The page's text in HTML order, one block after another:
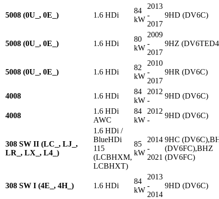
5008 (0U_, 0E_) 1.6 HDi
84
kW
2013
-
2017
9HD (DV6C)
5008 (0U_, 0E_) 1.6 HDi
80
kW
2009
-
2017
9HZ
5008 (0U_, 0E_) 1.6 HDi
82
kW
2010
-
2017
9HR (DV6C)
4008 1.6 HDi
84
kW
2012
-
9HD (DV6C)
4008
1.6 HDi
AWC
84
kW
2012
-
9HD (DV6C)
308 SW II (LC_, LJ_,
LR_, LX_, L4_)
1.6 HDi /
BlueHDi
115
(LCBHXM,
LCBHXT)
85
kW
2014
-
2021
9HC
(DV6FC),BHZ
(DV6FC)
308 SW I (4E_, 4H_) 1.6 HDi
84
kW
2013
-
2014
9HD (DV6C)